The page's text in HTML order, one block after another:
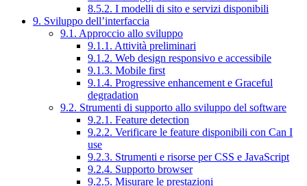
8.5.2. I modelli di sito e servizi disponibili
9. Sviluppo dell’interfaccia
9.1. Approccio allo sviluppo
9.1.1. Attività preliminari
9.1.2. Web design responsivo e accessibile
9.1.3. Mobile first
9.1.4. Progressive enhancement e Graceful
degradation
9.2. Strumenti di supporto allo sviluppo del software
9.2.1. Feature detection
9.2.2. Verificare le feature disponibili con Can I
use
9.2.3. Strumenti e risorse per CSS e JavaScript
9.2.4. Supporto browser
9.2.5. Misurare le prestazioni